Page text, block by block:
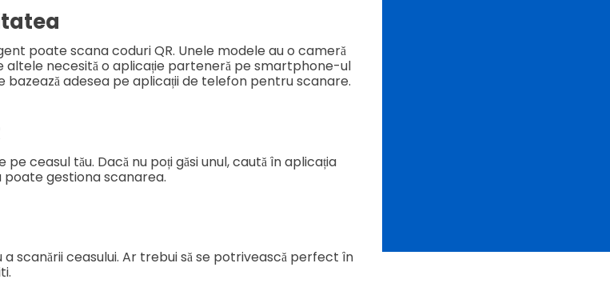
poate scana coduri QR. Unele modele au o cameră
necesită o aplicație parteneră pe smartphone-ul
bazează adesea pe aplicații de telefon pentru scanare.
ceasul tău. Dacă nu poți găsi unul, caută în aplicația
gestiona scanarea.
a scanării ceasului. Ar trebui să se potrivească perfect în